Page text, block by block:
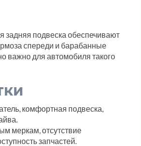
задняя подвеска обеспечивают
спереди и барабанные
важно для автомобиля такого
комфортная подвеска,
меркам, отсутствие
запчастей.